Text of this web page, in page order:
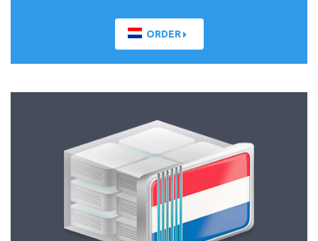
ORDER